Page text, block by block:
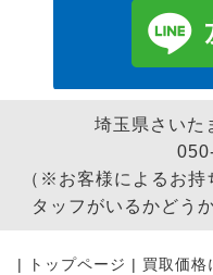
埼玉県さいた
（※お客様によるお持
タッフがいるかどう
| トップページ | 買取価格